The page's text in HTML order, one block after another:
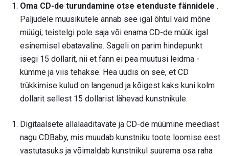
Oma CD-de turundamine otse etenduste fännidele .
Paljudele muusikutele annab see igal õhtul vaid mõne
müügi; teistelgi pole saja või enama CD-de müük igal
esinemisel ebatavaline. Sageli on parim hindepunkt
isegi 15 dollarit, nii et fänn ei pea muutusi leidma -
kümme ja viis tehakse. Hea uudis on see, et CD
trükkimise kulud on langenud ja kõigest kaks kuni kolm
dollarit sellest 15 dollarist lähevad kunstnikule.
Digitaalsete allalaaditavate ja CD-de müümine meediast
nagu CDBaby, mis muudab kunstniku toote loomise eest
vastutasuks ja võimaldab kunstnikul suurema osa raha